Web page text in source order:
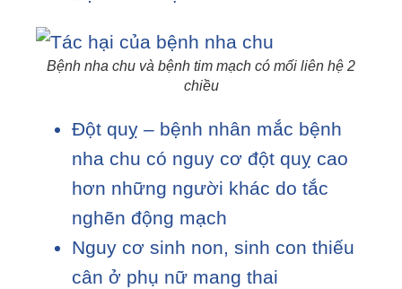
Bệnh nha chu và bệnh tim mạch có mối liên hệ 2
chiều
Đột quỵ – bệnh nhân mắc bệnh
nha chu có nguy cơ đột quỵ cao
hơn những người khác do tắc
nghẽn động mạch
Nguy cơ sinh non, sinh con thiếu
cân ở phụ nữ mang thai